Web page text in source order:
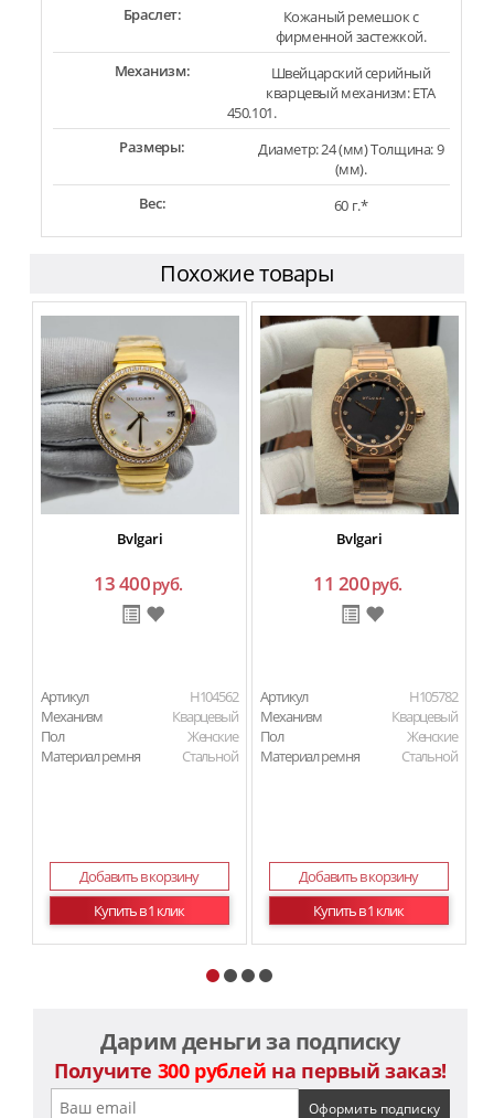
Браслет:
Кожаный ремешок с
фирменной застежкой.
Механизм:
Швейцарский серийный
кварцевый механизм: ETA
450.101.
Размеры:
Диаметр: 24 (мм) Толщина: 9
(мм).
Вес:
60 г.*
Похожие товары
Bvlgari
13 400руб.
Артикул
H104562
Механизм
Кварцевый
Пол
Женские
Материал ремня
Стальной
Добавить в корзину
Купить в 1 клик
Bvlgari
11 200руб.
Артикул
H105782
Механизм
Кварцевый
Пол
Женские
Материал ремня
Стальной
Добавить в корзину
Купить в 1 клик
Дарим деньги за подписку
Получите 300 рублей на первый заказ!